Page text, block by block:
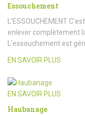
Essouchement
L’ESSOUCHEMENT
enlever complètement
L’essouchement est
EN SAVOIR PLUS
EN SAVOIR PLUS
Haubanage